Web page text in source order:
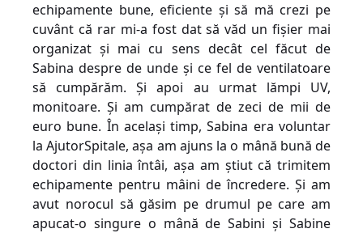
echipamente bune, eficiente și să mă crezi pe
cuvânt că rar mi-a fost dat să văd un fișier mai
organizat și mai cu sens decât cel făcut de
Sabina despre de unde și ce fel de ventilatoare
să cumpărăm. Și apoi au urmat lămpi UV,
monitoare. Și am cumpărat de zeci de mii de
euro bune. În același timp, Sabina era voluntar
la AjutorSpitale, așa am ajuns la o mână bună de
doctori din linia întâi, așa am știut că trimitem
echipamente pentru mâini de încredere. Și am
avut norocul să găsim pe drumul pe care am
apucat-o singure o mână de Sabini și Sabine